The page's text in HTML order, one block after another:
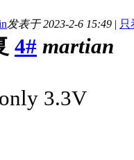
发表于 2023-2-6 15:49 | 只
4# martian
3.3V